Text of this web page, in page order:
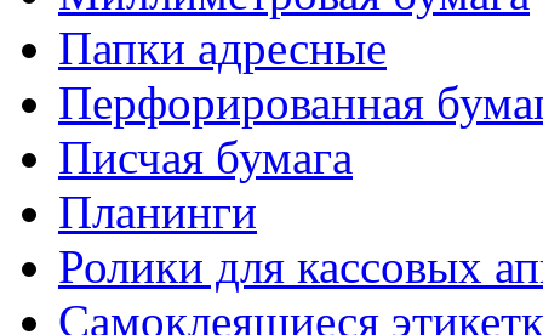
Папки адресные
Перфорированная
Писчая бумага
Планинги
Ролики для кассовых
Самоклеящиеся